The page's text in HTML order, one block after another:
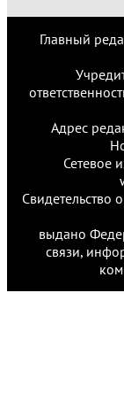
Главный
Адрес
Сетевое
выдано
связи,